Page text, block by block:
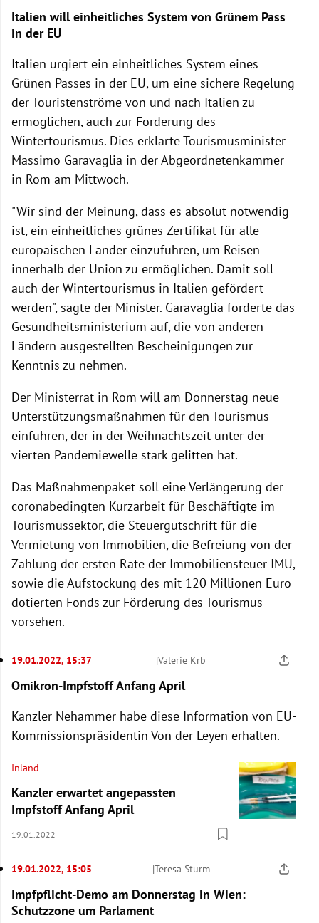
Italien will einheitliches System von Grünem Pass
in der EU
Italien urgiert ein einheitliches System eines
Grünen Passes in der EU, um eine sichere Regelung
der Touristenströme von und nach Italien zu
ermöglichen, auch zur Förderung des
Wintertourismus. Dies erklärte Tourismusminister
Massimo Garavaglia in der Abgeordnetenkammer
in Rom am Mittwoch.
"Wir sind der Meinung, dass es absolut notwendig
ist, ein einheitliches grünes Zertifikat für alle
europäischen Länder einzuführen, um Reisen
innerhalb der Union zu ermöglichen. Damit soll
auch der Wintertourismus in Italien gefördert
werden", sagte der Minister. Garavaglia forderte das
Gesundheitsministerium auf, die von anderen
Ländern ausgestellten Bescheinigungen zur
Kenntnis zu nehmen.
Der Ministerrat in Rom will am Donnerstag neue
Unterstützungsmaßnahmen für den Tourismus
einführen, der in der Weihnachtszeit unter der
vierten Pandemiewelle stark gelitten hat.
Das Maßnahmenpaket soll eine Verlängerung der
coronabedingten Kurzarbeit für Beschäftigte im
Tourismussektor, die Steuergutschrift für die
Vermietung von Immobilien, die Befreiung von der
Zahlung der ersten Rate der Immobiliensteuer IMU,
sowie die Aufstockung des mit 120 Millionen Euro
dotierten Fonds zur Förderung des Tourismus
vorsehen.
19.01.2022, 15:37 |Valerie Krb
Omikron-Impfstoff Anfang April
Kanzler Nehammer habe diese Information von EU-
Kommissionspräsidentin Von der Leyen erhalten.
Inland
Kanzler erwartet angepassten
Impfstoff Anfang April
19.01.2022
19.01.2022, 15:05 |Teresa Sturm
Impfpflicht-Demo am Donnerstag in Wien:
Schutzzone um Parlament